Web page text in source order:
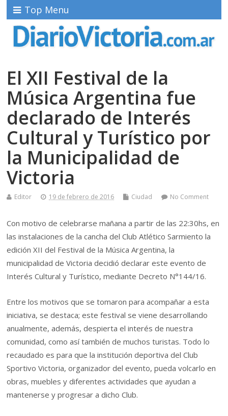
Top Menu
El XII Festival de la
Música Argentina fue
declarado de Interés
Cultural y Turístico por
la Municipalidad de
Victoria
Editor 19 de febrero de 2016 Ciudad No Comment
Con motivo de celebrarse mañana a partir de las 22:30hs, en
las instalaciones de la cancha del Club Atlético Sarmiento la
edición XII del Festival de la Música Argentina, la
municipalidad de Victoria decidió declarar este evento de
Interés Cultural y Turístico, mediante Decreto N°144/16.
Entre los motivos que se tomaron para acompañar a esta
iniciativa, se destaca; este festival se viene desarrollando
anualmente, además, despierta el interés de nuestra
comunidad, como así también de muchos turistas. Todo lo
recaudado es para que la institución deportiva del Club
Sportivo Victoria, organizador del evento, pueda volcarlo en
obras, muebles y diferentes actividades que ayudan a
mantenerse y progresar a dicho Club.